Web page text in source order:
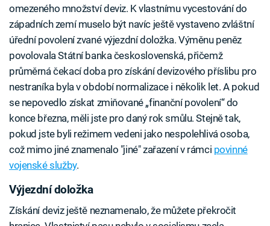
omezeného množství deviz. K vlastnímu vycestování do
západních zemí muselo být navíc ještě vystaveno zvláštní
úřední povolení zvané výjezdní doložka. Výměnu peněz
povolovala Státní banka československá, přičemž
průměrná čekací doba pro získání devizového příslibu pro
nestraníka byla v období normalizace i několik let. A pokud
se nepovedlo získat zmiňované „finanční povolení“ do
konce března, měli jste pro daný rok smůlu. Stejně tak,
pokud jste byli režimem vedeni jako nespolehlivá osoba,
což mimo jiné znamenalo "jiné" zařazení v rámci povinné
vojenské služby.
Výjezdní doložka
Získání deviz ještě neznamenalo, že můžete překročit